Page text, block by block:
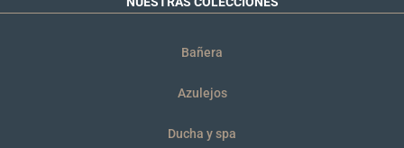
Bañera
Azulejos
Ducha y spa